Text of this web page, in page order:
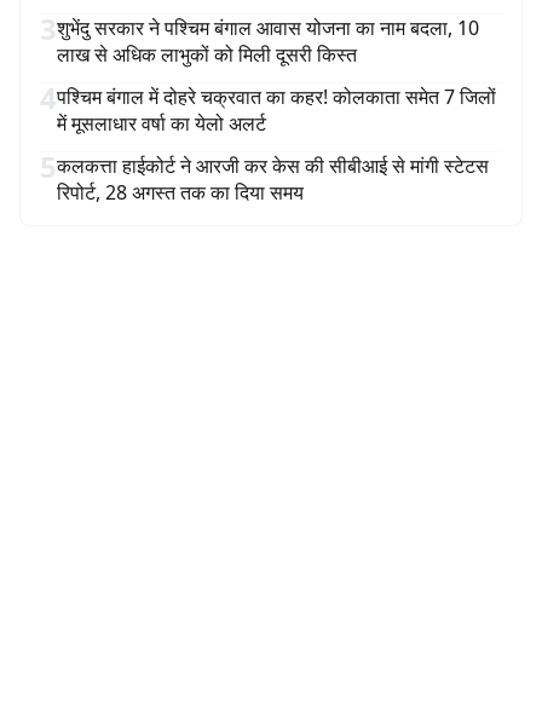
3शुभेंदु सरकार ने पश्चिम बंगाल आवास योजना का नाम बदला, 10
लाख से अधिक लाभुकों को मिली दूसरी किस्त
4पश्चिम बंगाल में दोहरे चक्रवात का कहर! कोलकाता समेत 7 जिलों
में मूसलाधार वर्षा का येलो अलर्ट
5कलकत्ता हाईकोर्ट ने आरजी कर केस की सीबीआई से मांगी स्टेटस
रिपोर्ट, 28 अगस्त तक का दिया समय